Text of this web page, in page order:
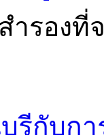
ำรอง
รีกับกา